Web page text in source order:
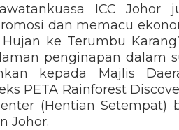
ICC Johor
dan memacu
ke Terumbu
penginapan dalam
kepada Majlis
PETA Rainforest
(Hentian
Johor.